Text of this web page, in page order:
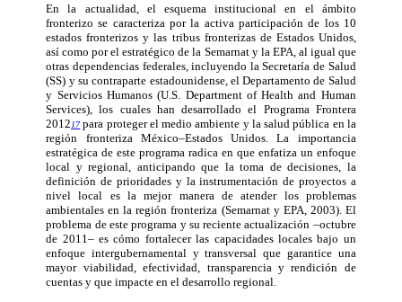
En la actualidad, el esquema institucional en el ámbito
fronterizo se caracteriza por la activa participación de los 10
estados fronterizos y las tribus fronterizas de Estados Unidos,
así como por el estratégico de la Semarnat y la EPA, al igual que
otras dependencias federales, incluyendo la Secretaría de Salud
(SS) y su contraparte estadounidense, el Departamento de Salud
y Servicios Humanos (U.S. Department of Health and Human
Services), los cuales han desarrollado el Programa Frontera
201217para proteger el medio ambiente y la salud pública en la
región fronteriza México–Estados Unidos. La importancia
estratégica de este programa radica en que enfatiza un enfoque
local y regional, anticipando que la toma de decisiones, la
definición de prioridades y la instrumentación de proyectos a
nivel local es la mejor manera de atender los problemas
ambientales en la región fronteriza (Semarnat y EPA, 2003). El
problema de este programa y su reciente actualización –octubre
de 2011– es cómo fortalecer las capacidades locales bajo un
enfoque intergubernamental y transversal que garantice una
mayor viabilidad, efectividad, transparencia y rendición de
cuentas y que impacte en el desarrollo regional.